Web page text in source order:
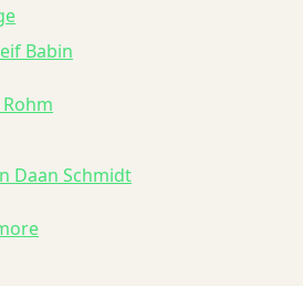
Babin
Daan Schmidt